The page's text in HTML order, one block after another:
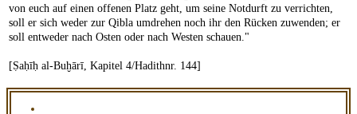
von euch auf einen offenen Platz geht, um seine Notdurft zu verrichten,
soll er sich weder zur Qibla umdrehen noch ihr den Rücken zuwenden; er
soll entweder nach Osten oder nach Westen schauen."
[Ṣaḥīḥ al-Buḫārī, Kapitel 4/Hadithnr. 144]